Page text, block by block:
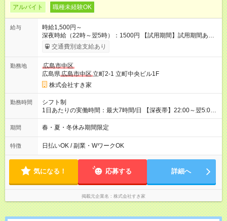
アルバイト 職種未経験OK
給与
時給1,500円～
深夜時給（22時～翌5時）：1500円 【試用期間】試用期間あり
試用期間の長さ：1ヶ月 雇用形態、給与は本採用時と同じです。
試用期間の実態は30日（※条件変更なし）ですが、切り上げで
同時給）
交通費別途支給あり
勤務地
広島市中区
広島県広島市中区立町2-1 立町中央ビル1F
株式会社すき家
勤務時間
シフト制
1日あたりの実働時間：最大7時間/日 【深夜帯】22:00～翌5:00
週2日～・1日2h～OK◎ ※22:00から翌5:00までは18歳以上の方
のみ勤務可能です（18歳未満の深夜業務禁止のため） ★深夜で
す。 必ず、2名以上での勤務を行いますので、安心して働けま
す。
期間 春・夏・冬休み期間限定
特徴 日払いOK / 副業・WワークOK
気になる！ 応募する 詳細へ
掲載元企業名 株式会社すき家